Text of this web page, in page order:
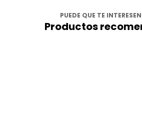
PUEDE QUE TE
Productos